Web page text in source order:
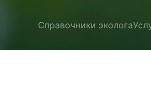
Справочники эколога